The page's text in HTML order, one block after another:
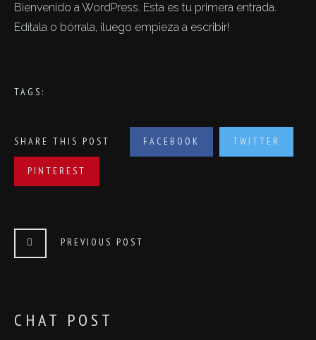
Bienvenido a WordPress. Esta es tu primera entrada.
Edítala o bórrala, ¡luego empieza a escribir!
TAGS:
SHARE THIS POST FACEBOOK TWITTER
PINTEREST
PREVIOUS POST
CHAT POST